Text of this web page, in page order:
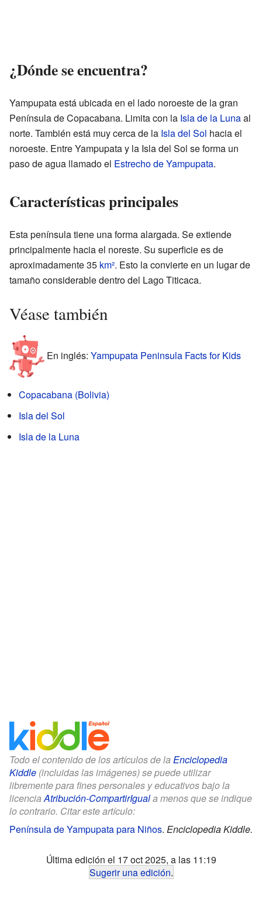
¿Dónde se encuentra?
Yampupata está ubicada en el lado noroeste de la gran
Península de Copacabana. Limita con la Isla de la Lunaal
norte. También está muy cerca de la Isla del Sol hacia el
noroeste. Entre Yampupata y la Isla del Sol se forma un
paso de agua llamado el Estrecho de Yampupata.
Características principales
Esta península tiene una forma alargada. Se extiende
principalmente hacia el noreste. Su superficie es de
aproximadamente 35 km². Esto la convierte en un lugar de
tamaño considerable dentro del Lago Titicaca.
Véase también
En inglés: Yampupata Peninsula Facts for Kids
Copacabana (Bolivia)
Isla del Sol
Isla de la Luna
Todo el contenido de los artículos de la Enciclopedia
Kiddle (incluidas las imágenes) se puede utilizar
libremente para fines personales y educativos bajo la
licenciaAtribución-CompartirIguala menos que se indique
lo contrario. Citar este artículo:
Península de Yampupata para Niños. Enciclopedia Kiddle.
Última edición el 17 oct 2025, a las 11:19
Sugerir una edición.